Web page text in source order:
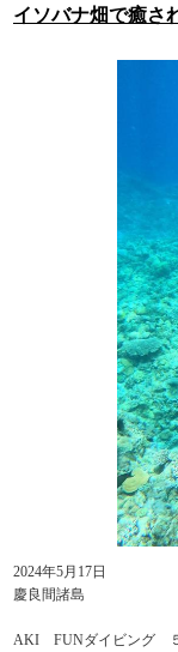
イソバナ畑で癒さ
2024年5月17日
慶良間諸島
AKI FUNダイビング